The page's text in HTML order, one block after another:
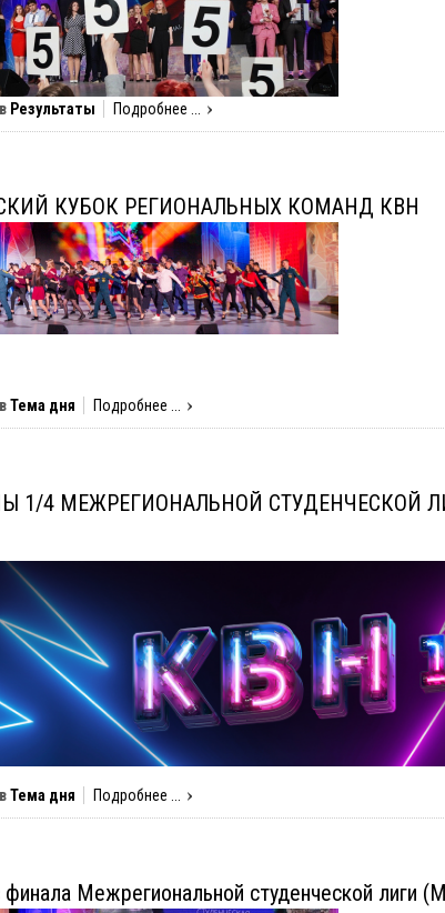
Результаты Подробнее ...
КУБОК РЕГИОНАЛЬНЫХ КОМАНД КВН
Тема дня Подробнее ...
1/4 МЕЖРЕГИОНАЛЬНОЙ СТУДЕНЧЕСКОЙ
Тема дня Подробнее ...
Межрегиональной студенческой лиги